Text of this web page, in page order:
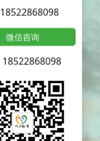
18522868098
微信咨询
18522868098